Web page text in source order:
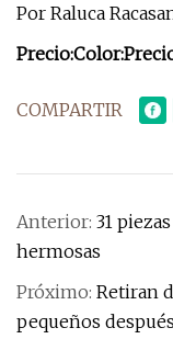
Por Raluca
Precio:Color:
COMPARTIR
Anterior: 31
hermosas
Próximo: Retiran
pequeños